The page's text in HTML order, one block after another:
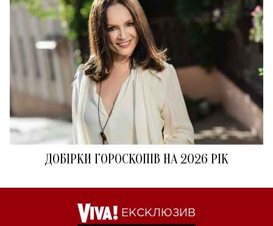
ДОБІРКИ ГОРОСКОПІВ НА 2026 РІК
ЕКСКЛЮЗИВ